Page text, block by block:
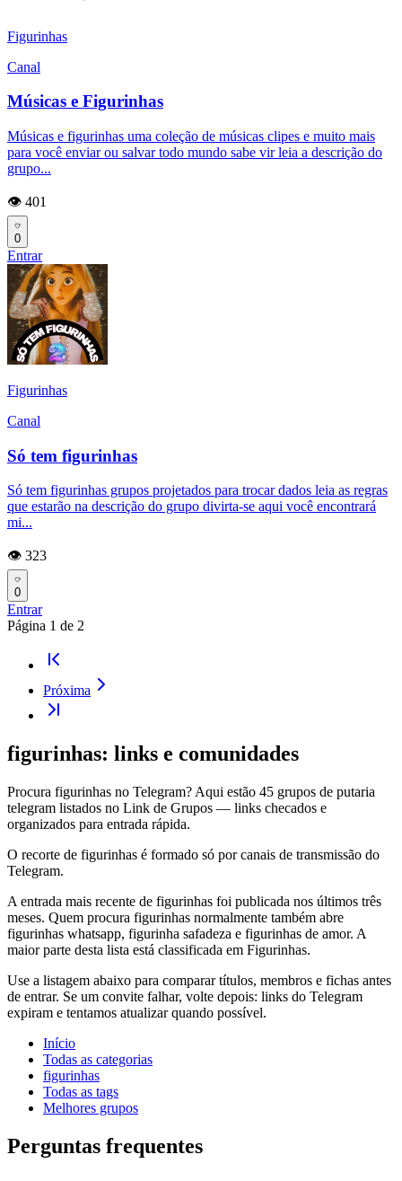
Figurinhas
Canal
Músicas e Figurinhas
Músicas e figurinhas uma coleção de músicas clipes e muito mais
para você enviar ou salvar todo mundo sabe vir leia a descrição do
grupo...
👁️ 401
0
Entrar
Figurinhas
Canal
Só tem figurinhas
Só tem figurinhas grupos projetados para trocar dados leia as regras
que estarão na descrição do grupo divirta-se aqui você encontrará
mi...
👁️ 323
0
Entrar
Página 1 de 2
Próxima
figurinhas: links e comunidades
Procura figurinhas no Telegram? Aqui estão 45 grupos de putaria
telegram listados no Link de Grupos — links checados e
organizados para entrada rápida.
O recorte de figurinhas é formado só por canais de transmissão do
Telegram.
A entrada mais recente de figurinhas foi publicada nos últimos três
meses. Quem procura figurinhas normalmente também abre
figurinhas whatsapp, figurinha safadeza e figurinhas de amor. A
maior parte desta lista está classificada em Figurinhas.
Use a listagem abaixo para comparar títulos, membros e fichas antes
de entrar. Se um convite falhar, volte depois: links do Telegram
expiram e tentamos atualizar quando possível.
Início
Todas as categorias
figurinhas
Todas as tags
Melhores grupos
Perguntas frequentes